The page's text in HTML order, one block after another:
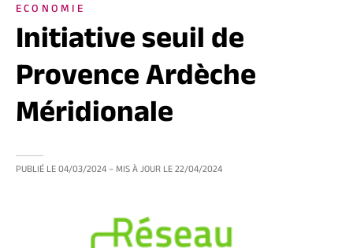
ECONOMIE
Initiative seuil de
Provence Ardèche
Méridionale
PUBLIÉ LE04/03/2024 – MIS À JOUR LE22/04/2024